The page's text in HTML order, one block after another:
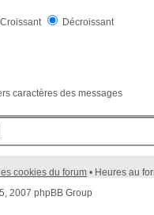
Croissant
Décroissant
caractères des messages
cookies du forum• Heures au
2007 phpBB Group